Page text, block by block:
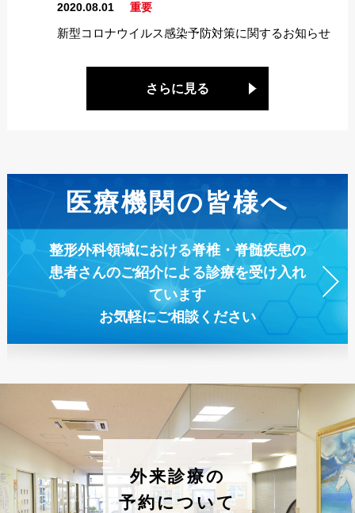
2020.08.01 重要
新型コロナウイルス感染予防対策に関するお知らせ
さらに見る
医療機関の皆様へ
整形外科領域における脊椎・脊髄疾患の
患者さんのご紹介による診療を受け入れ
ています
お気軽にご相談ください
外来診療の
予約について